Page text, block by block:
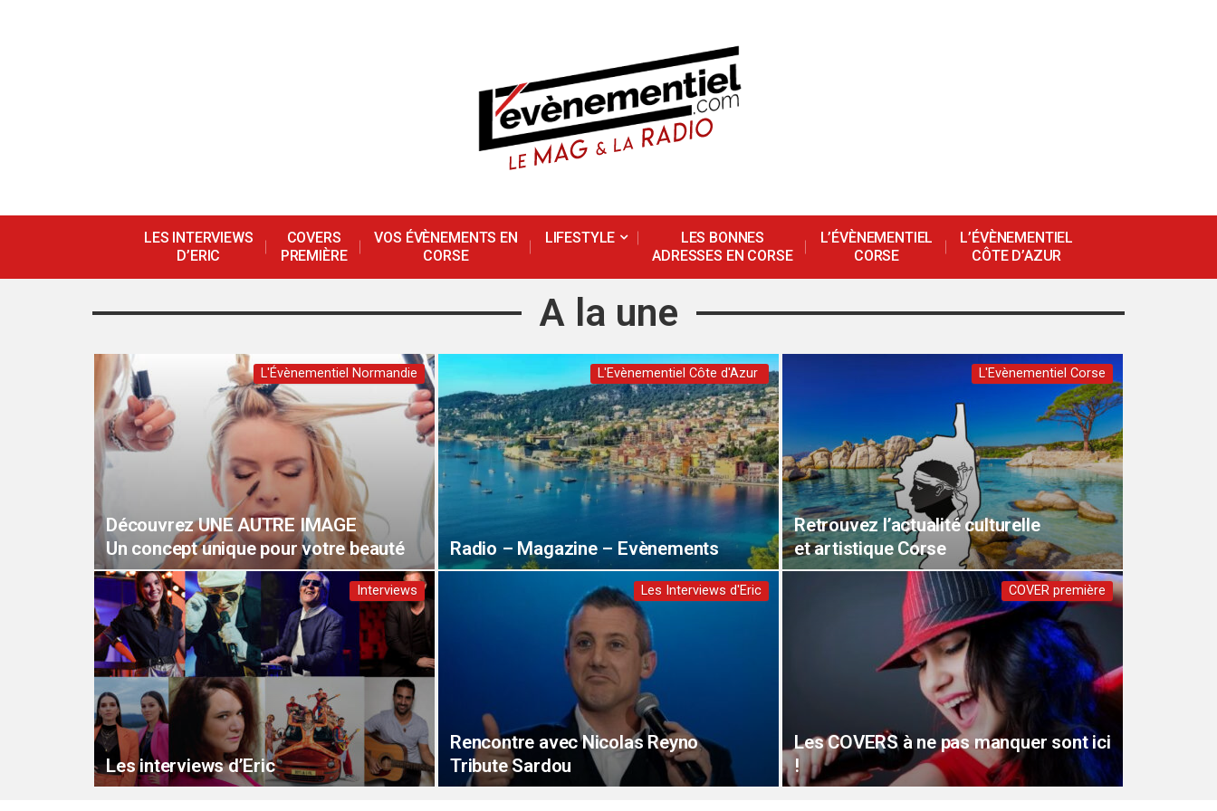
LES INTERVIEWS
D’ERIC
COVERS
PREMIÈRE
VOS ÉVÈNEMENTS EN
CORSE
LIFESTYLE
LES BONNES
ADRESSES EN CORSE
L’ÉVÈNEMENTIEL
CORSE
L’ÉVÈNEMENTIEL
CÔTE D’AZUR
A la une
L'Évènementiel Normandie
Découvrez UNE AUTRE IMAGE
Un concept unique pour votre beauté
L'Evènementiel Côte d'Azur
Radio – Magazine – Evènements
L'Evènementiel Corse
Retrouvez l’actualité culturelle
et artistique Corse
Interviews
Les interviews d’Eric
Les Interviews d'Eric
Rencontre avec Nicolas Reyno
Tribute Sardou
COVER première
Les COVERS à ne pas manquer sont ici
!